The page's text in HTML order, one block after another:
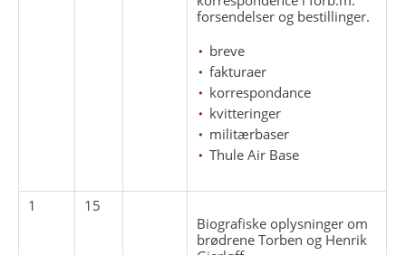
forsendelser og bestillinger.
breve
fakturaer
korrespondance
kvitteringer
militærbaser
Thule Air Base
1
15
Biografiske oplysninger om
brødrene Torben og Henrik